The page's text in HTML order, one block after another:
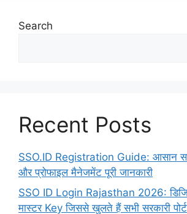
Search
Recent Posts
SSO.ID Registration Guide: आसान
और प्रोफाइल मैनेजमेंट पूरी जानकारी
SSO ID Login Rajasthan 2026:
मास्टर Key जिससे खुलते हैं सभी सरकारी